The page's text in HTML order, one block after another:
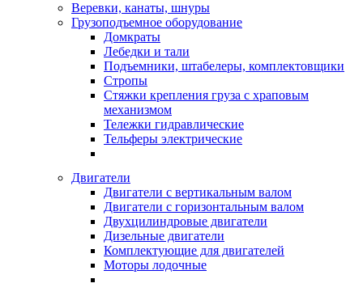
Веревки, канаты, шнуры
Грузоподъемное оборудование
Домкраты
Лебедки и тали
Подъемники, штабелеры, комплектовщики
Стропы
Стяжки крепления груза с храповым
механизмом
Тележки гидравлические
Тельферы электрические
Двигатели
Двигатели с вертикальным валом
Двигатели с горизонтальным валом
Двухцилиндровые двигатели
Дизельные двигатели
Комплектующие для двигателей
Моторы лодочные